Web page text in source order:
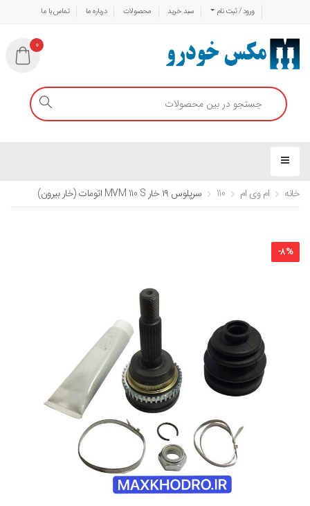
ورود / ثبت نام سبد خرید محصولات درباره ما تماس با ما
0
خانه ام وی ام 110 سرپلوس ۱۹ خار MVM 110 S اتومات (خار بیرون)
-8%